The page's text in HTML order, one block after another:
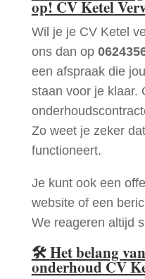
op! CV Ketel
Wil je je CV Ketel
ons dan op
een afspraak die
staan voor je klaar.
Zo weet je zeker
functioneert.
Je kunt ook een
website of een
We reageren altijd
🛠Het belang
onderhoud CV